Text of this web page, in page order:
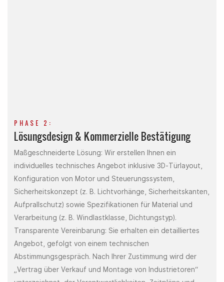
PHASE 2:
Lösungsdesign & Kommerzielle Bestätigung
Maßgeschneiderte Lösung: Wir erstellen Ihnen ein
individuelles technisches Angebot inklusive 3D-Türlayout,
Konfiguration von Motor und Steuerungssystem,
Sicherheitskonzept (z. B. Lichtvorhänge, Sicherheitskanten,
Aufprallschutz) sowie Spezifikationen für Material und
Verarbeitung (z. B. Windlastklasse, Dichtungstyp).
Transparente Vereinbarung: Sie erhalten ein detailliertes
Angebot, gefolgt von einem technischen
Abstimmungsgespräch. Nach Ihrer Zustimmung wird der
„Vertrag über Verkauf und Montage von Industrietoren“